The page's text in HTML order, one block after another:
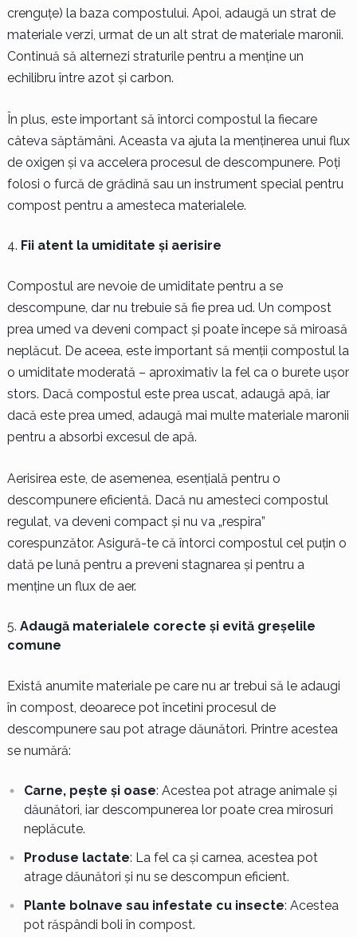
crenguțe) la baza compostului. Apoi, adaugă un strat de
materiale verzi, urmat de un alt strat de materiale maronii.
Continuă să alternezi straturile pentru a menține un
echilibru între azot și carbon.
În plus, este important să întorci compostul la fiecare
câteva săptămâni. Aceasta va ajuta la menținerea unui flux
de oxigen și va accelera procesul de descompunere. Poți
folosi o furcă de grădină sau un instrument special pentru
compost pentru a amesteca materialele.
Fii atent la umiditate și aerisire
Compostul are nevoie de umiditate pentru a se
descompune, dar nu trebuie să fie prea ud. Un compost
prea umed va deveni compact și poate începe să miroasă
neplăcut. De aceea, este important să menții compostul la
o umiditate moderată – aproximativ la fel ca o burete ușor
stors. Dacă compostul este prea uscat, adaugă apă, iar
dacă este prea umed, adaugă mai multe materiale maronii
pentru a absorbi excesul de apă.
Aerisirea este, de asemenea, esențială pentru o
descompunere eficientă. Dacă nu amesteci compostul
regulat, va deveni compact și nu va „respira”
corespunzător. Asigură-te că întorci compostul cel puțin o
dată pe lună pentru a preveni stagnarea și pentru a
menține un flux de aer.
Adaugă materialele corecte și evită greșelile
comune
Există anumite materiale pe care nu ar trebui să le adaugi
în compost, deoarece pot încetini procesul de
descompunere sau pot atrage dăunători. Printre acestea
se numără:
Carne, pește și oase: Acestea pot atrage animale și
dăunători, iar descompunerea lor poate crea mirosuri
neplăcute.
Produse lactate: La fel ca și carnea, acestea pot
atrage dăunători și nu se descompun eficient.
Plante bolnave sau infestate cu insecte: Acestea
pot răspândi boli în compost.